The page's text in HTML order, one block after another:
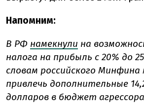
Напомним:
В РФ намекнули на
налога на прибыль с 20% до
словам российского
привлечь дополнительные
долларов в бюджет